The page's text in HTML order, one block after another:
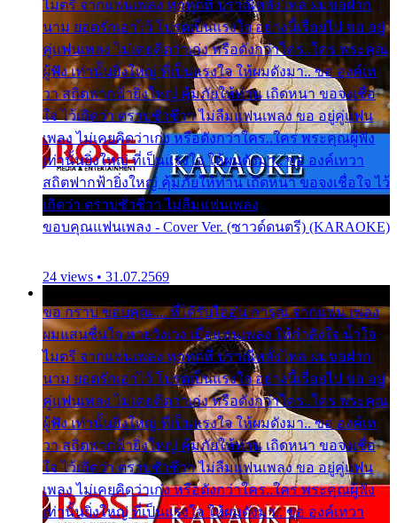
ไมตรี จากแฟนเพลง ทุกทุกที่ ปราณีหลั่งไหล ผมขอฝาก
นาม ยอดรักเอาไว้ โปรดเป็นแรงใจ อย่างนี้เรื่อยไป ขอ อยู่
คู่แฟนเพลง ไม่เคยคิดว่าเก่ง หรือดังกว่าใคร..ใคร พระคุณ
ผู้ฟัง เท่านั้นยิ่งใหญ่ ที่เป็นแรงใจ ให้ผมดังมา.. ขอ องค์เท
วา สถิตฟากฟ้ายิ่งใหญ่ คุ้มภัยให้ท่าน เถิดหนา ขอจงเชื่อ
ใจ ไว้เถิดว่า ตราบชั่วชีวา ไม่ลืมแฟนเพลง ขอ อยู่คู่แฟน
เพลง ไม่เคยคิดว่าเก่ง หรือดังกว่าใคร..ใคร พระคุณผู้ฟัง
เท่านั้นยิ่งใหญ่ ที่เป็นแรงใจ ให้ผมดังมา.. ขอ องค์เทวา
สถิตฟากฟ้ายิ่งใหญ่ คุ้มภัยให้ท่าน เถิดหนา ขอจงเชื่อใจ ไว้
เถิดว่า ตราบชั่วชีวา ไม่ลืมแฟนเพลง
ขอบคุณแฟนเพลง - Cover Ver. (ซาวด์ดนตรี) (KARAOKE)
24 views • 31.07.2569
ขอ กราบ ขอบคุณ.... ที่ได้รับไออุ่น การุณ จากแฟน เพลง
ผมแสนชื่นใจ หายวังเวง เมื่อแฟนเพลง ให้กำลังใจ น้ำใจ
ไมตรี จากแฟนเพลง ทุกทุกที่ ปราณีหลั่งไหล ผมขอฝาก
นาม ยอดรักเอาไว้ โปรดเป็นแรงใจ อย่างนี้เรื่อยไป ขอ อยู่
คู่แฟนเพลง ไม่เคยคิดว่าเก่ง หรือดังกว่าใคร..ใคร พระคุณ
ผู้ฟัง เท่านั้นยิ่งใหญ่ ที่เป็นแรงใจ ให้ผมดังมา.. ขอ องค์เท
วา สถิตฟากฟ้ายิ่งใหญ่ คุ้มภัยให้ท่าน เถิดหนา ขอจงเชื่อ
ใจ ไว้เถิดว่า ตราบชั่วชีวา ไม่ลืมแฟนเพลง ขอ อยู่คู่แฟน
เพลง ไม่เคยคิดว่าเก่ง หรือดังกว่าใคร..ใคร พระคุณผู้ฟัง
เท่านั้นยิ่งใหญ่ ที่เป็นแรงใจ ให้ผมดังมา.. ขอ องค์เทวา